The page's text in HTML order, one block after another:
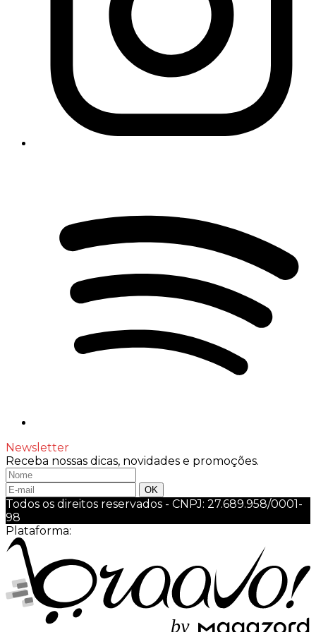
Newsletter
Receba nossas dicas, novidades e promoções.
Todos os direitos reservados - CNPJ: 27.689.958/0001-
98
Plataforma:
by